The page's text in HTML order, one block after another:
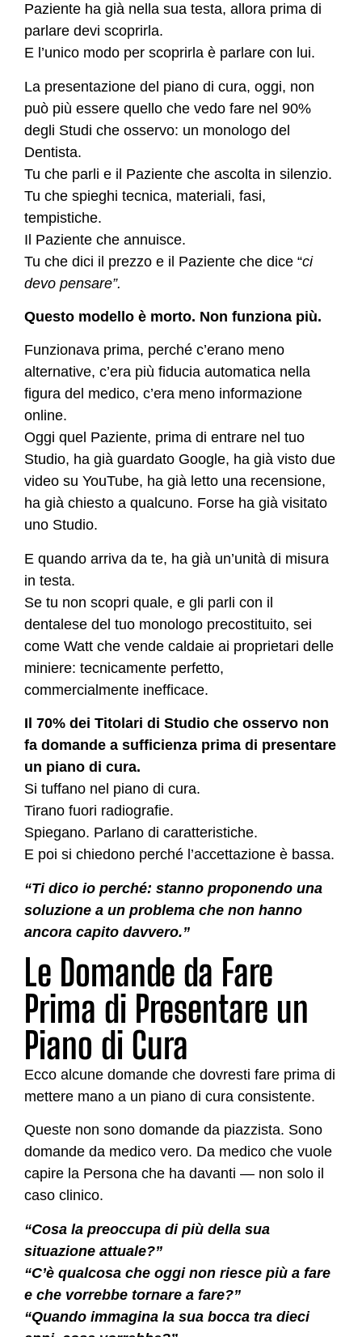
Paziente ha già nella sua testa, allora prima di
parlare devi scoprirla.
E l’unico modo per scoprirla è parlare con lui.
La presentazione del piano di cura, oggi, non
può più essere quello che vedo fare nel 90%
degli Studi che osservo: un monologo del
Dentista.
Tu che parli e il Paziente che ascolta in silenzio.
Tu che spieghi tecnica, materiali, fasi,
tempistiche.
Il Paziente che annuisce.
Tu che dici il prezzo e il Paziente che dice “ci
devo pensare”.
Questo modello è morto. Non funziona più.
Funzionava prima, perché c’erano meno
alternative, c’era più fiducia automatica nella
figura del medico, c’era meno informazione
online.
Oggi quel Paziente, prima di entrare nel tuo
Studio, ha già guardato Google, ha già visto due
video su YouTube, ha già letto una recensione,
ha già chiesto a qualcuno. Forse ha già visitato
uno Studio.
E quando arriva da te, ha già un’unità di misura
in testa.
Se tu non scopri quale, e gli parli con il
dentalese del tuo monologo precostituito, sei
come Watt che vende caldaie ai proprietari delle
miniere: tecnicamente perfetto,
commercialmente inefficace.
Il 70% dei Titolari di Studio che osservo non
fa domande a sufficienza prima di presentare
un piano di cura.
Si tuffano nel piano di cura.
Tirano fuori radiografie.
Spiegano. Parlano di caratteristiche.
E poi si chiedono perché l’accettazione è bassa.
“Ti dico io perché: stanno proponendo una
soluzione a un problema che non hanno
ancora capito davvero.”
Le Domande da Fare
Prima di Presentare un
Piano di Cura
Ecco alcune domande che dovresti fare prima di
mettere mano a un piano di cura consistente.
Queste non sono domande da piazzista. Sono
domande da medico vero. Da medico che vuole
capire la Persona che ha davanti — non solo il
caso clinico.
“Cosa la preoccupa di più della sua
situazione attuale?”
“C’è qualcosa che oggi non riesce più a fare
e che vorrebbe tornare a fare?”
“Quando immagina la sua bocca tra dieci